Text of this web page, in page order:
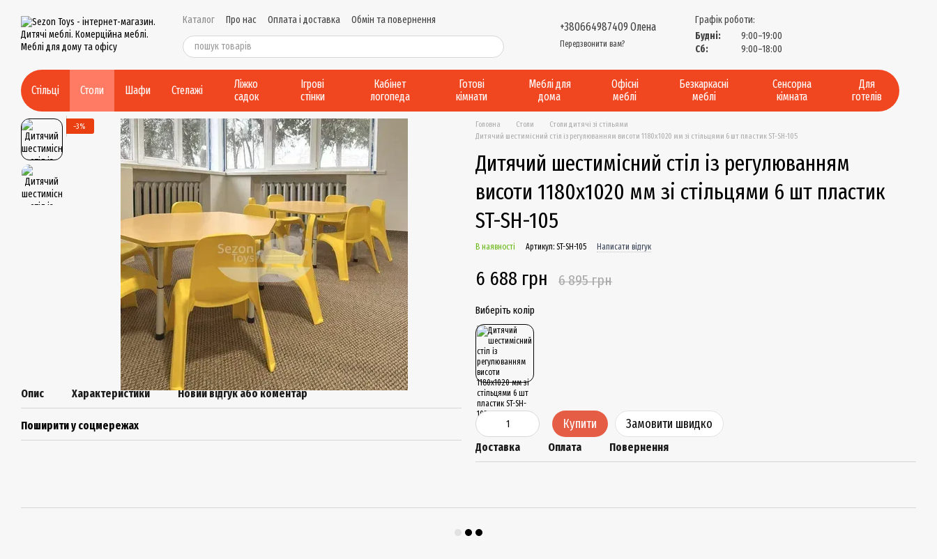
Каталог Про нас Оплата і доставка
Обмін та повернення
Контактна інформація
Умови надання послуг
Виробництво....
Політика конфіденційності
+380664987409 Олена
Передзвонити вам?
Графік роботи:
Будні:
9:00–19:00
Сб:
9:00–18:00
Стільці Столи Шафи Стелажі
Ліжко
садок
Ігрові
стінки
Кабінет
логопеда
Готові
кімнати
Меблі для
дома
Офісні
меблі
Безкаркасні
меблі
Сенсорна
кімната
Для
готелів
−3%
Опис Характеристики Новий відгук або коментар
Поширити у соцмережах
Головна Столи
Столи дитячі зі стільями
Дитячий шестимісний стіл із регулюванням висоти 1180х1020 мм зі стільцями 6 шт пластик ST-SH-105
Дитячий шестимісний стіл із регулюванням
висоти 1180х1020 мм зі стільцями 6 шт пластик
ST-SH-105
В наявності Артикул: ST-SH-105 Написати відгук
6 688 грн 6 895 грн
Виберіть колір
Купити Замовити швидко
Доставка Оплата Повернення